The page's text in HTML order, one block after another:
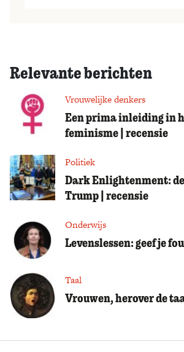
Relevante berichten
Vrouwelijke denkers
Een prima inleiding in
feminisme | recensie
Politiek
Dark Enlightenment:
Trump | recensie
Onderwijs
Levenslessen: geef je
Taal
Vrouwen, herover de